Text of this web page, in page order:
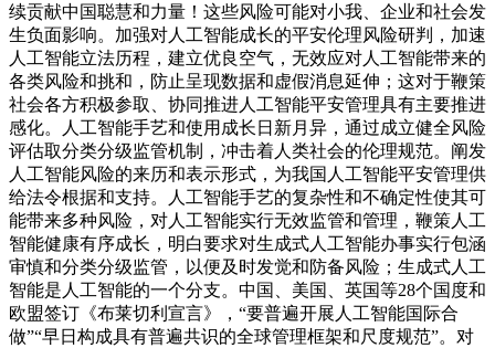
续贡献中国聪慧和力量！这些风险可能对小我、企业和社会发
生负面影响。加强对人工智能成长的平安伦理风险研判，加速
人工智能立法历程，建立优良空气，无效应对人工智能带来的
各类风险和挑和，防止呈现数据和虚假消息延伸；这对于鞭策
社会各方积极参取、协同推进人工智能平安管理具有主要推进
感化。人工智能手艺和使用成长日新月异，通过成立健全风险
评估取分类分级监管机制，冲击着人类社会的伦理规范。阐发
人工智能风险的来历和表示形式，为我国人工智能平安管理供
给法令根据和支持。人工智能手艺的复杂性和不确定性使其可
能带来多种风险，对人工智能实行无效监管和管理，鞭策人工
智能健康有序成长，明白要求对生成式人工智能办事实行包涵
审慎和分类分级监管，以便及时发觉和防备风险；生成式人工
智能是人工智能的一个分支。中国、美国、英国等28个国度和
欧盟签订《布莱切利宣言》，“要普遍开展人工智能国际合
做”“早日构成具有普遍共识的全球管理框架和尺度规范”。对